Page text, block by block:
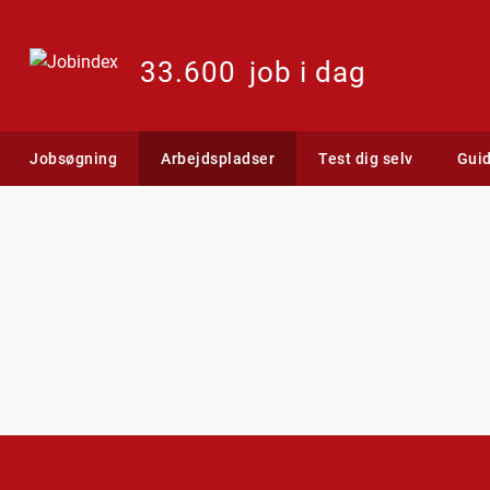
33.600 job i dag
Jobsøgning Arbejdspladser Test dig selv